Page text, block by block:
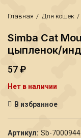
Главная Для кошек
Simba Cat
цыпленок/
57₽
Нет в наличии
В избранное
Артикул: Sb-